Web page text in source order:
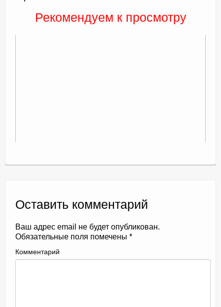
Рекомендуем к просмотру
Оставить комментарий
Ваш адрес email не будет опубликован.
Обязательные поля помечены *
Комментарий